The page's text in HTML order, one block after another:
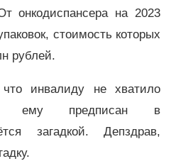
онкодиспансера на 2023
стоимость которых
рублей.
инвалиду не хватило
ему предписан в
загадкой. Депздрав,